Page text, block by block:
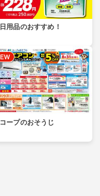
日用品のおすすめ！
コープのおそうじ